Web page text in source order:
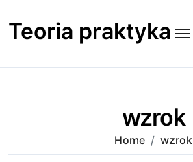
to
content
Teoria praktyka
wzrok
Home wzrok